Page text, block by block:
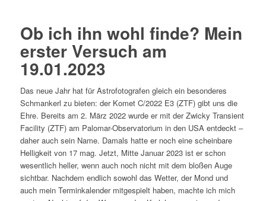
Ob ich ihn wohl finde? Mein
erster Versuch am
19.01.2023
Das neue Jahr hat für Astrofotografen gleich ein besonderes
Schmankerl zu bieten: der Komet C/2022 E3 (ZTF) gibt uns die
Ehre. Bereits am 2. März 2022 wurde er mit der Zwicky Transient
Facility (ZTF) am Palomar-Observatorium in den USA entdeckt –
daher auch sein Name. Damals hatte er noch eine scheinbare
Helligkeit von 17 mag. Jetzt, Mitte Januar 2023 ist er schon
wesentlich heller, wenn auch noch nicht mit dem bloßen Auge
sichtbar. Nachdem endlich sowohl das Wetter, der Mond und
auch mein Terminkalender mitgespielt haben, machte ich mich